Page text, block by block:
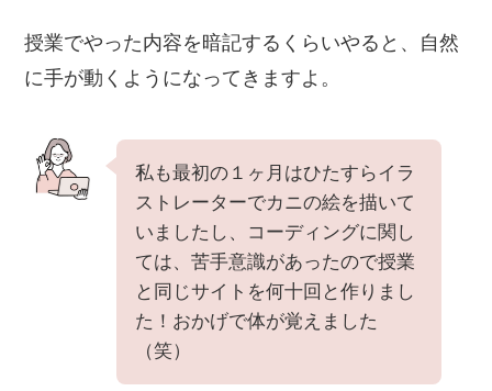
授業でやった内容を暗記するくらいやると、自然
に手が動くようになってきますよ。
私も最初の１ヶ月はひたすらイラ
ストレーターでカニの絵を描いて
いましたし、コーディングに関し
ては、苦手意識があったので授業
と同じサイトを何十回と作りまし
た！おかげで体が覚えました
（笑）